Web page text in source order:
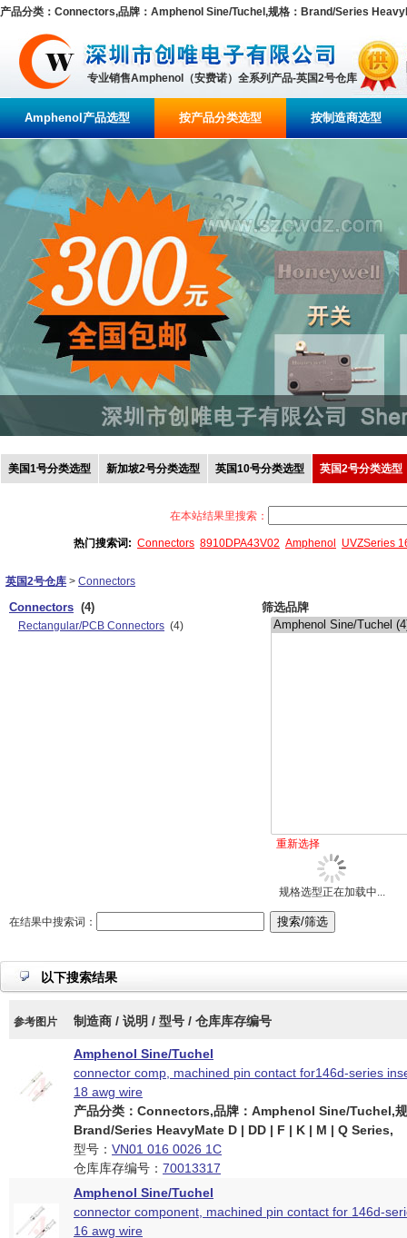
产品分类：Connectors,品牌：Amphenol Sine/Tuchel,规格：Brand/Series
专业销售Amphenol（安费诺）全系列产品-英国2号仓库
Amphenol产品选型 按产品分类选型 按制造商选型
美国1号分类选型 新加坡2号分类选型 英国10号分类选型 英国2号分类选型
在本站结果里搜索：
热门搜索词: Connectors 8910DPA43V02 Amphenol UVZSeries
英国2号仓库 > Connectors
Connectors (4)
Rectangular/PCB Connectors (4)
筛选品牌
重新选择
规格选型正在加载中...
在结果中搜索词：
以下搜索结果
参考图片 制造商 / 说明 / 型号 / 仓库库存编号
Amphenol Sine/Tuchel
connector comp, machined pin contact for146d-series
18 awg wire
产品分类：Connectors,品牌：Amphenol Sine/Tuchel,
Brand/Series HeavyMate D | DD | F | K | M | Q Series,
型号： VN01 016 0026 1C
仓库库存编号： 70013317
Amphenol Sine/Tuchel
connector component, machined pin contact for 146d-
16 awg wire